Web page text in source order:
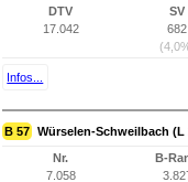
DTV
17.042
SV
682
Infos...
B 57 Würselen-Schweilbach (L
Nr.
7.058
B-